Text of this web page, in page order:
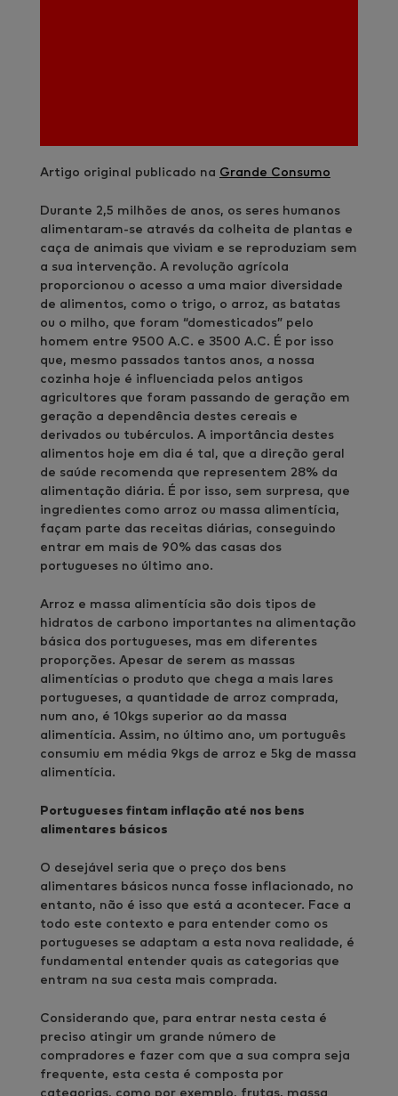
Artigo original publicado na Grande Consumo
Durante 2,5 milhões de anos, os seres humanos
alimentaram-se através da colheita de plantas e
caça de animais que viviam e se reproduziam sem
a sua intervenção. A revolução agrícola
proporcionou o acesso a uma maior diversidade
de alimentos, como o trigo, o arroz, as batatas
ou o milho, que foram “domesticados” pelo
homem entre 9500 A.C. e 3500 A.C. É por isso
que, mesmo passados tantos anos, a nossa
cozinha hoje é influenciada pelos antigos
agricultores que foram passando de geração em
geração a dependência destes cereais e
derivados ou tubérculos. A importância destes
alimentos hoje em dia é tal, que a direção geral
de saúde recomenda que representem 28% da
alimentação diária. É por isso, sem surpresa, que
ingredientes como arroz ou massa alimentícia,
façam parte das receitas diárias, conseguindo
entrar em mais de 90% das casas dos
portugueses no último ano.
Arroz e massa alimentícia são dois tipos de
hidratos de carbono importantes na alimentação
básica dos portugueses, mas em diferentes
proporções. Apesar de serem as massas
alimentícias o produto que chega a mais lares
portugueses, a quantidade de arroz comprada,
num ano, é 10kgs superior ao da massa
alimentícia. Assim, no último ano, um português
consumiu em média 9kgs de arroz e 5kg de massa
alimentícia.
Portugueses fintam inflação até nos bens
alimentares básicos
O desejável seria que o preço dos bens
alimentares básicos nunca fosse inflacionado, no
entanto, não é isso que está a acontecer. Face a
todo este contexto e para entender como os
portugueses se adaptam a esta nova realidade, é
fundamental entender quais as categorias que
entram na sua cesta mais comprada.
Considerando que, para entrar nesta cesta é
preciso atingir um grande número de
compradores e fazer com que a sua compra seja
frequente, esta cesta é composta por
categorias, como por exemplo, frutas, massa